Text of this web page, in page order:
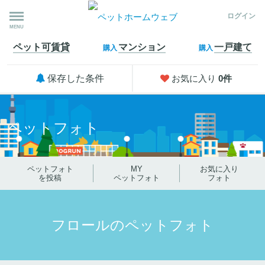
MENU
ログイン
ペット可賃貸 購入 マンション 購入 一戸建て
保存した条件 お気に入り 0件
ペットフォト
ペットフォト
を投稿
MY
ペットフォト
お気に入り
フォト
フロールのペットフォト